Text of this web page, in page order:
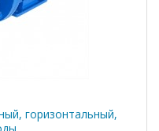
горизонтальный,